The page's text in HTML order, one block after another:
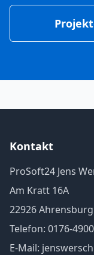
Kontakt
ProSoft24 Jens
Am Kratt 16A
22926 Ahrensburg
Telefon: 0176-
E-Mail: